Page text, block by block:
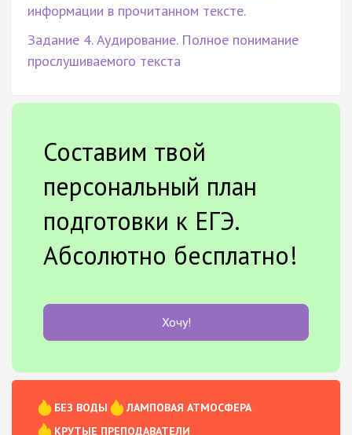
информации в прочитанном тексте.
Задание 4. Аудирование. Полное понимание
прослушиваемого текста
Составим твой
персональный план
подготовки к ЕГЭ.
Абсолютно бесплатно!
Хочу!
БЕЗ ВОДЫ
ЛАМПОВАЯ АТМОСФЕРА
КРУТЫЕ ПРЕПОДАВАТЕЛИ